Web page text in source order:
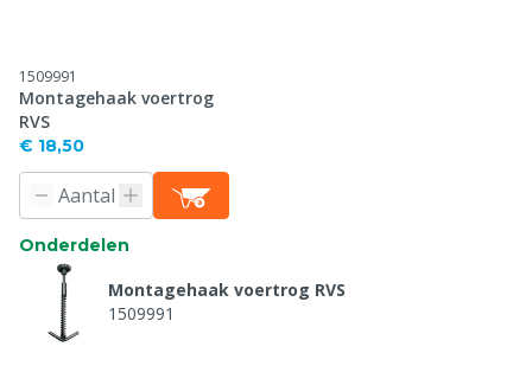
1509991
Montagehaak voertrog
RVS
€ 18,50
Onderdelen
Montagehaak voertrog RVS
1509991